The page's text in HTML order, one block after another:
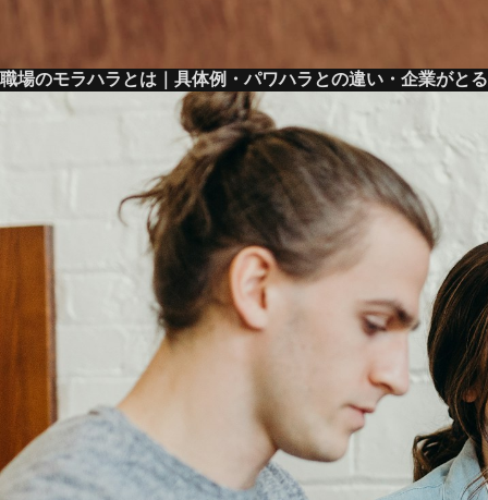
職場のモラハラとは｜具体例・パワハラとの違い・企業がと